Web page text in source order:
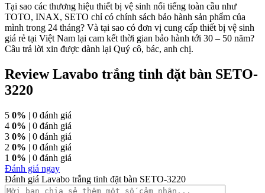
Tại sao các thương hiệu thiết bị vệ sinh nổi tiếng toàn cầu như
TOTO, INAX, SETO chỉ có chính sách bảo hành sản phẩm của
mình trong 24 tháng? Và tại sao có đơn vị cung cấp thiết bị vệ sinh
giá rẻ tại Việt Nam lại cam kết thời gian bảo hành tới 30 – 50 năm?
Câu trả lời xin được dành lại Quý cô, bác, anh chị.
Review Lavabo trắng tinh đặt bàn SETO-
3220
5 0% | 0 đánh giá
4 0% | 0 đánh giá
3 0% | 0 đánh giá
2 0% | 0 đánh giá
1 0% | 0 đánh giá
Đánh giá ngay
Đánh giá Lavabo trắng tinh đặt bàn SETO-3220